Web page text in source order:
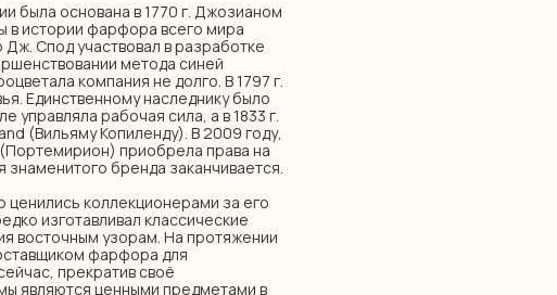
была основана в 1770 г. Джозианом
в истории фарфора всего мира
Спод участвовал в разработке
метода синей
компания не долго. В 1797 г.
Единственному наследнику было
управляла рабочая сила, а в 1833 г.
(Вильяму Копиленду). В 2009 году,
приобрела права на
бренда заканчивается.
коллекционерами за его
изготавливал классические
восточным узорам. На протяжении
фарфора для
прекратив своё
являются ценными предметами в